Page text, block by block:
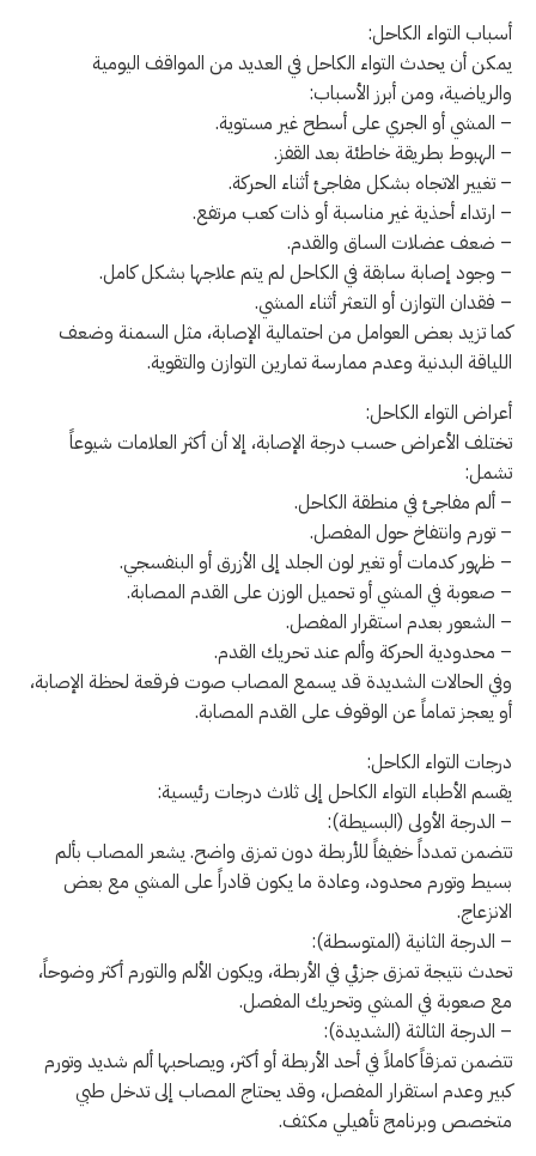
أسباب التواء الكاحل:
يمكن أن يحدث التواء الكاحل في العديد من المواقف اليومية
والرياضية، ومن أبرز الأسباب:
– المشي أو الجري على أسطح غير مستوية.
– الهبوط بطريقة خاطئة بعد القفز.
– تغيير الاتجاه بشكل مفاجئ أثناء الحركة.
– ارتداء أحذية غير مناسبة أو ذات كعب مرتفع.
– ضعف عضلات الساق والقدم.
– وجود إصابة سابقة في الكاحل لم يتم علاجها بشكل كامل.
– فقدان التوازن أو التعثر أثناء المشي.
كما تزيد بعض العوامل من احتمالية الإصابة، مثل السمنة وضعف
اللياقة البدنية وعدم ممارسة تمارين التوازن والتقوية.
أعراض التواء الكاحل:
تختلف الأعراض حسب درجة الإصابة، إلا أن أكثر العلامات شيوعاً
تشمل:
– ألم مفاجئ في منطقة الكاحل.
– تورم وانتفاخ حول المفصل.
– ظهور كدمات أو تغير لون الجلد إلى الأزرق أو البنفسجي.
– صعوبة في المشي أو تحميل الوزن على القدم المصابة.
– الشعور بعدم استقرار المفصل.
– محدودية الحركة وألم عند تحريك القدم.
وفي الحالات الشديدة قد يسمع المصاب صوت فرقعة لحظة الإصابة،
أو يعجز تماماً عن الوقوف على القدم المصابة.
درجات التواء الكاحل:
يقسم الأطباء التواء الكاحل إلى ثلاث درجات رئيسية:
– الدرجة الأولى (البسيطة):
تتضمن تمدداً خفيفاً للأربطة دون تمزق واضح. يشعر المصاب بألم
بسيط وتورم محدود، وعادة ما يكون قادراً على المشي مع بعض
الانزعاج.
– الدرجة الثانية (المتوسطة):
تحدث نتيجة تمزق جزئي في الأربطة، ويكون الألم والتورم أكثر وضوحاً،
مع صعوبة في المشي وتحريك المفصل.
– الدرجة الثالثة (الشديدة):
تتضمن تمزقاً كاملاً في أحد الأربطة أو أكثر، ويصاحبها ألم شديد وتورم
كبير وعدم استقرار المفصل، وقد يحتاج المصاب إلى تدخل طبي
متخصص وبرنامج تأهيلي مكثف.